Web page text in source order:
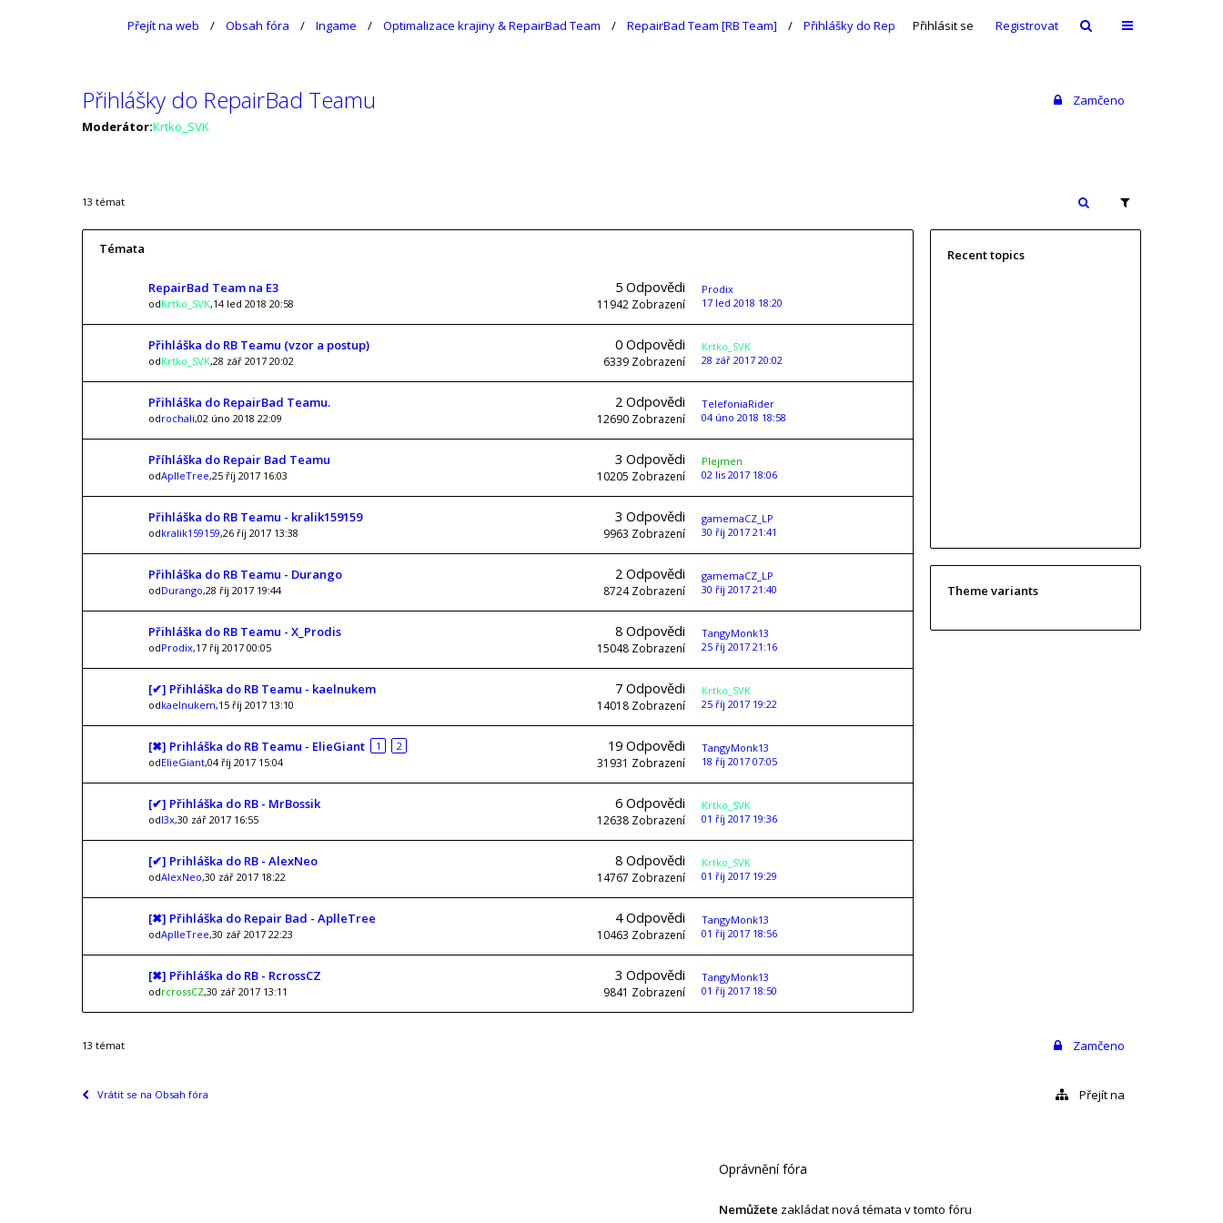
Přihlásit se Registrovat
Přejít na web Obsah fóra Ingame Optimalizace krajiny & RepairBad Team RepairBad Team [RB Team] Přihlášky do RepairBad Teamu
Přihlášky do RepairBad Teamu
Moderátor:Krtko_SVK
Zamčeno
13 témat
Témata
RepairBad Team na E3
odKrtko_SVK,14 led 2018 20:58
5 Odpovědi
11942 Zobrazení
Prodix
17 led 2018 18:20
Přihláška do RB Teamu (vzor a postup)
odKrtko_SVK,28 zář 2017 20:02
0 Odpovědi
6339 Zobrazení
Krtko_SVK
28 zář 2017 20:02
Přihláška do RepairBad Teamu.
odrochali,02 úno 2018 22:09
2 Odpovědi
12690 Zobrazení
TelefoniaRider
04 úno 2018 18:58
Příhláška do Repair Bad Teamu
odAplleTree,25 říj 2017 16:03
3 Odpovědi
10205 Zobrazení
Plejmen
02 lis 2017 18:06
Přihláška do RB Teamu - kralik159159
odkralik159159,26 říj 2017 13:38
3 Odpovědi
9963 Zobrazení
gamemaCZ_LP
30 říj 2017 21:41
Přihláška do RB Teamu - Durango
odDurango,28 říj 2017 19:44
2 Odpovědi
8724Zobrazení
gamemaCZ_LP
30 říj 2017 21:40
Přihláška do RB Teamu - X_Prodis
odProdix,17 říj 2017 00:05
8 Odpovědi
15048 Zobrazení
TangyMonk13
25 říj 2017 21:16
[✔] Přihláška do RB Teamu - kaelnukem
odkaelnukem,15 říj 2017 13:10
7 Odpovědi
14018 Zobrazení
Krtko_SVK
25 říj 2017 19:22
[✖] Prihláška do RB Teamu - ElieGiant 1
2
odElieGiant,04 říj 2017 15:04
19 Odpovědi
31931 Zobrazení
TangyMonk13
18 říj 2017 07:05
[✔] Přihláška do RB - MrBossik
odl3x,30 zář 2017 16:55
6 Odpovědi
12638 Zobrazení
Krtko_SVK
01 říj 2017 19:36
[✔] Prihláška do RB - AlexNeo
odAlexNeo,30 zář 2017 18:22
8 Odpovědi
14767 Zobrazení
Krtko_SVK
01 říj 2017 19:29
[✖] Přihláška do Repair Bad - AplleTree
odAplleTree,30 zář 2017 22:23
4Odpovědi
10463 Zobrazení
TangyMonk13
01 říj 2017 18:56
[✖] Přihláška do RB - RcrossCZ
odrcrossCZ,30 zář 2017 13:11
3 Odpovědi
9841 Zobrazení
TangyMonk13
01 říj 2017 18:50
Recent topics
Theme variants
Zamčeno
13 témat
Vrátit se na Obsah fóra Přejít na
Oprávnění fóra
Nemůžete zakládat nová témata v tomto fóru